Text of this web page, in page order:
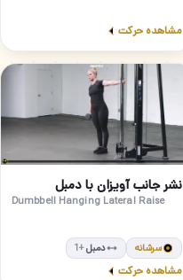
مشاهده حرکت
46 مبتدی
نشر جانب آویزان با دمبل
Dumbbell Hanging Lateral Raise
سرشانه دمبل +1
مشاهده حرکت